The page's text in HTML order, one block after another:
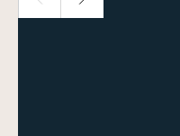
Meer over deze woning